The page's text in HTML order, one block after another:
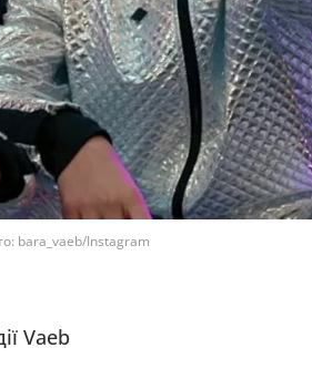
bara_vaeb/Instagram
Vaeb